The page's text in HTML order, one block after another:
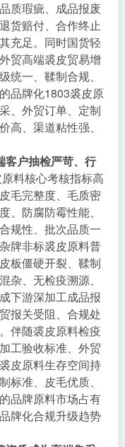
质瑕疵、成品报废
货赔付、合作终止
充足。同时国货轻
贸高端裘皮贸易增
统一、鞣制合规、
品牌化1803裘皮原
、外贸订单、定制
高、渠道粘性强、
客户抽检严苛、行
原料核心考核指标高
毛完整度、毛质密
、防腐防霉性能、
规性、批次品质一
牌非标裘皮原料普
板僵硬开裂、鞣制
杂、无检疫溯源、
下游深加工成品报
报关受阻、合规处
伴随裘皮原料检疫
工验收标准、外贸
皮原料生存空间持
标准、皮毛优质、
品牌原料市场占有
牌化合规升级趋势